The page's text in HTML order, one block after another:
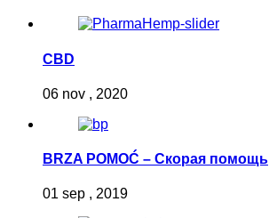
CBD
06 nov , 2020
BRZA POMOĆ – Скорая помощь
01 sep , 2019